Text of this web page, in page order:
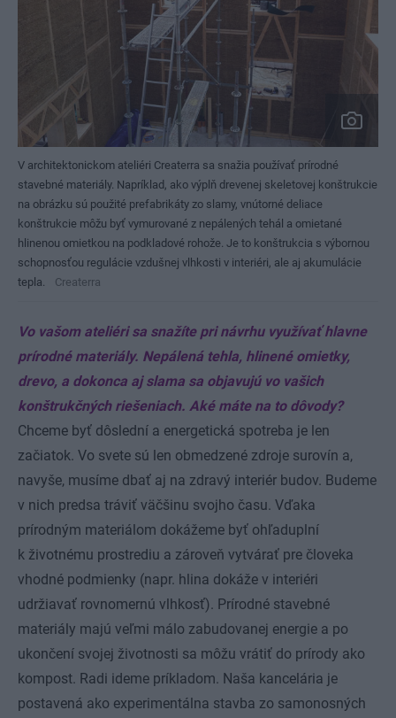
V architektonickom ateliéri Createrra sa snažia používať prírodné
stavebné materiály. Napríklad, ako výplň drevenej skeletovej konštrukcie
na obrázku sú použité prefabrikáty zo slamy, vnútorné deliace
konštrukcie môžu byť vymurované z nepálených tehál a omietané
hlinenou omietkou na podkladové rohože. Je to konštrukcia s výbornou
schopnosťou regulácie vzdušnej vlhkosti v interiéri, ale aj akumulácie
tepla.
Createrra
Vo vašom ateliéri sa snažíte pri návrhu využívať hlavne
prírodné materiály. Nepálená tehla, hlinené omietky,
drevo, a dokonca aj slama sa objavujú vo vašich
konštrukčných riešeniach. Aké máte na to dôvody?
Chceme byť dôslední a energetická spotreba je len
začiatok. Vo svete sú len obmedzené zdroje surovín a,
navyše, musíme dbať aj na zdravý interiér budov. Budeme
v nich predsa tráviť väčšinu svojho času. Vďaka
prírodným materiálom dokážeme byť ohľaduplní
k životnému prostrediu a zároveň vytvárať pre človeka
vhodné podmienky (napr. hlina dokáže v interiéri
udržiavať rovnomernú vlhkosť). Prírodné stavebné
materiály majú veľmi málo zabudovanej energie a po
ukončení svojej životnosti sa môžu vrátiť do prírody ako
kompost. Radi ideme príkladom. Naša kancelária je
postavená ako experimentálna stavba zo samonosných